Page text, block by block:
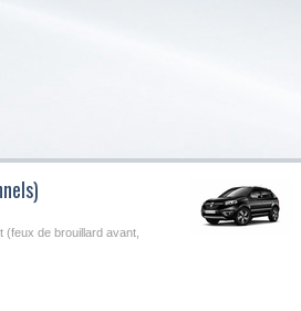
(feux de brouillard avant,